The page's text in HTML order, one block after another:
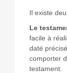
Il existe
Le
facile à
daté
comporter
testament.